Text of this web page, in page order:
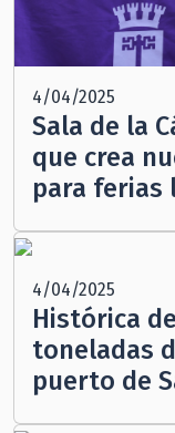
4/04/2025
Sala de la
que crea
para ferias
4/04/2025
Histórica
toneladas
puerto de